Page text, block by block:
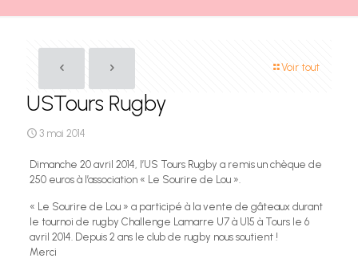
Voir tout
USTours Rugby
3 mai 2014
Dimanche 20 avril 2014, l’US Tours Rugby a remis un chèque de
250 euros à l’association « Le Sourire de Lou ».
« Le Sourire de Lou » a participé à la vente de gâteaux durant
le tournoi de rugby Challenge Lamarre U7 à U15 à Tours le 6
avril 2014. Depuis 2 ans le club de rugby nous soutient !
Merci